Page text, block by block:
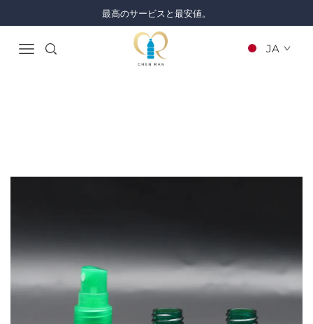
最高のサービスと最安値。
JA